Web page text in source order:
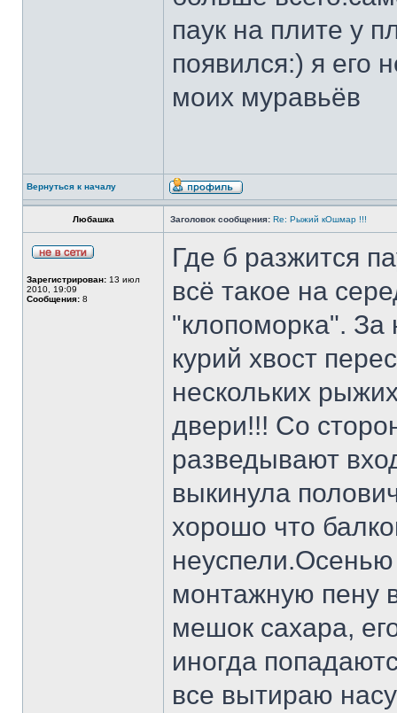
паук на плите у
появился:) я его
моих муравьёв
Вернуться к началу
Любашка Заголовок сообщения: Re: Рыжий кОшмар !!!
Зарегистрирован: 13 июл
2010, 19:09
Сообщения: 8
Где б разжится
всё такое на
"клопоморка".
курий хвост
нескольких
двери!!! Со
разведывают
выкинула
хорошо что
неуспели.Осенью
монтажную пену
мешок сахара,
иногда
все вытираю